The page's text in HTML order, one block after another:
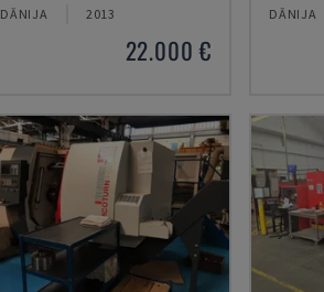
DĀNIJA 2013
22.000 €
DĀNIJA